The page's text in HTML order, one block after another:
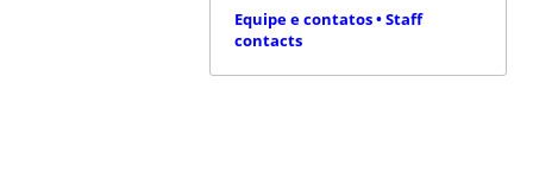
Equipe e contatos • Staff
contacts